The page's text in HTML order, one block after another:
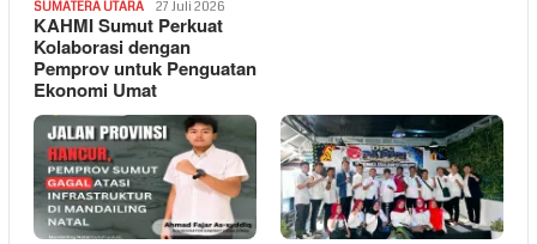
SUMATERA UTARA 27 Juli 2026
KAHMI Sumut Perkuat
Kolaborasi dengan
Pemprov untuk Penguatan
Ekonomi Umat